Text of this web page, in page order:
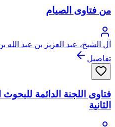
من فتاوى الصيام
آل الشيخ، عبد العزيز بن عبد الله
تفاصيل
فتاوى اللجنة الدائمة للبحوث
الثانية